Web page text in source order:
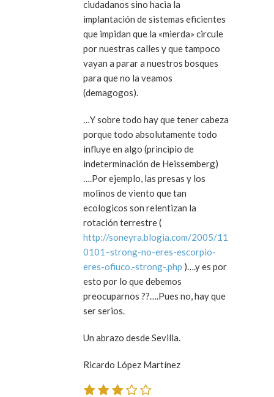
ciudadanos sino hacia la
implantación de sistemas eficientes
que impidan que la «mierda» circule
por nuestras calles y que tampoco
vayan a parar a nuestros bosques
para que no la veamos
(demagogos).
…Y sobre todo hay que tener cabeza
porque todo absolutamente todo
influye en algo (principio de
indeterminación de Heissemberg)
….Por ejemplo, las presas y los
molinos de viento que tan
ecologicos son relentizan la
rotación terrestre (
http://soneyra.blogia.com/2005/11
0101–strong-no-eres-escorpio-
eres-ofiuco.-strong-.php )….y es por
esto por lo que debemos
preocuparnos ??….Pues no, hay que
ser serios.
Un abrazo desde Sevilla.
Ricardo López Martínez